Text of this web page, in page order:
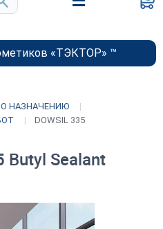
«ТЭКТОР» ™
НАЗНАЧЕНИЮ
DOWSIL 335
Butyl Sealant